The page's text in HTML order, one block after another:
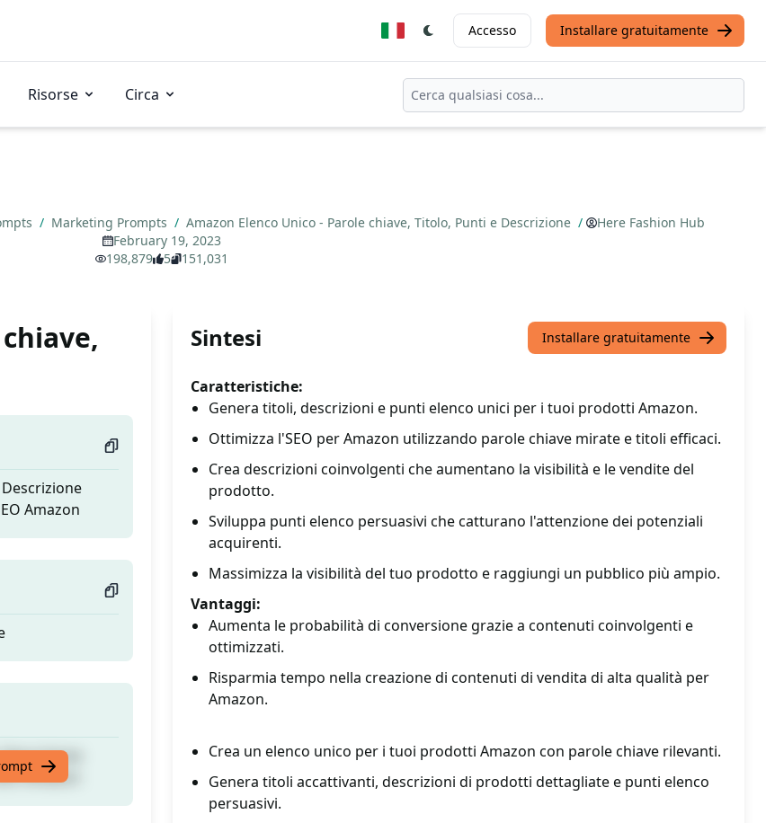
Accesso Installare gratuitamente
Risorse Circa
/ Marketing Prompts / Amazon Elenco Unico - Parole chiave, Titolo, Punti e Descrizione /
Here Fashion Hub
February 19, 2023
198,879
5 151,031
Amazon
Amazon
Sintesi Installare gratuitamente
Caratteristiche:
Genera titoli, descrizioni e punti elenco unici per i tuoi prodotti Amazon.
Ottimizza l'SEO per Amazon utilizzando parole chiave mirate e titoli efficaci.
Crea descrizioni coinvolgenti che aumentano la visibilità e le vendite del
prodotto.
Sviluppa punti elenco persuasivi che catturano l'attenzione dei potenziali
acquirenti.
Massimizza la visibilità del tuo prodotto e raggiungi un pubblico più ampio.
Vantaggi:
Aumenta le probabilità di conversione grazie a contenuti coinvolgenti e
ottimizzati.
Risparmia tempo nella creazione di contenuti di vendita di alta qualità per
Amazon.
Crea un elenco unico per i tuoi prodotti Amazon con parole chiave rilevanti.
Genera titoli accattivanti, descrizioni di prodotti dettagliate e punti elenco
persuasivi.